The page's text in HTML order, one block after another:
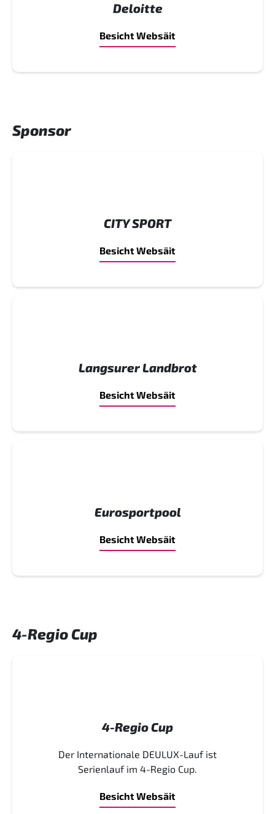
Deloitte
Besicht Websäit
Sponsor
CITY SPORT
Besicht Websäit
Langsurer Landbrot
Besicht Websäit
Eurosportpool
Besicht Websäit
4-Regio Cup
4-Regio Cup
Der Internationale DEULUX-Lauf ist
Serienlauf im 4-Regio Cup.
Besicht Websäit